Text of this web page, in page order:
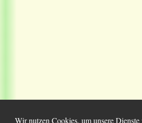
Wir nutzen Cookies, um unsere